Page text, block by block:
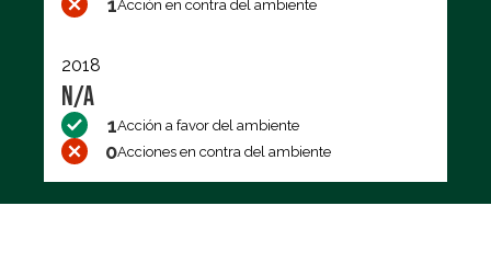
Acción en contra del ambiente
2018
N/A
1Acción a favor del ambiente
0Acciones en contra del ambiente